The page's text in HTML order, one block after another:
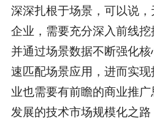
深深扎根于场景，可以说
企业，需要充分深入前线挖
并通过场景数据不断强化
速匹配场景应用，进而实
业也需要有前瞻的商业推
发展的技术市场规模化之路